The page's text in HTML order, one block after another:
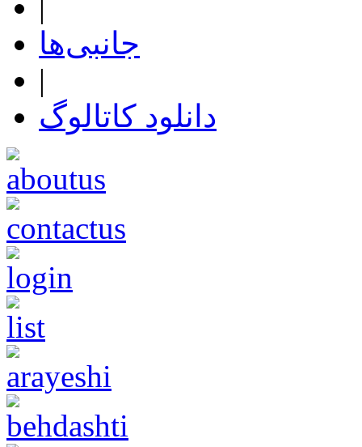
جانبی‌ها
|
دانلود کاتالوگ